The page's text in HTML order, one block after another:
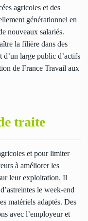
agricoles et des
générationnel en
nouveaux salariés.
la filière dans des
d’un large public d’actifs
de France Travail aux
traite
et pour limiter
à améliorer les
leur exploitation. Il
le week-end
matériels adaptés. Des
avec l’employeur et